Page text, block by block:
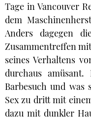
Tage in Vancouver
dem
Anders dagegen
Zusammentreffen
seines Verhaltens
durchaus
Barbesuch und was
Sex zu dritt mit
dazu mit dunkler